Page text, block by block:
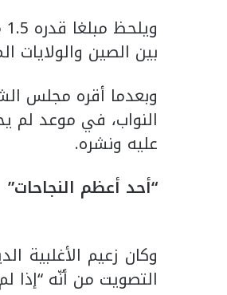
بين الصين والولايات
وبعدما أقره مجلس
النواب، في موعد لم
عليه ونشره.
“أحد أعظم النجاحات”
وكان زعيم
التصويت من أنّه